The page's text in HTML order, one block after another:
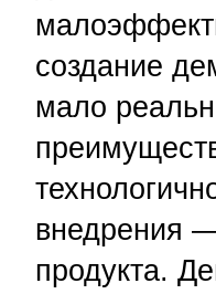
создание
мало
внедрения
продукта.